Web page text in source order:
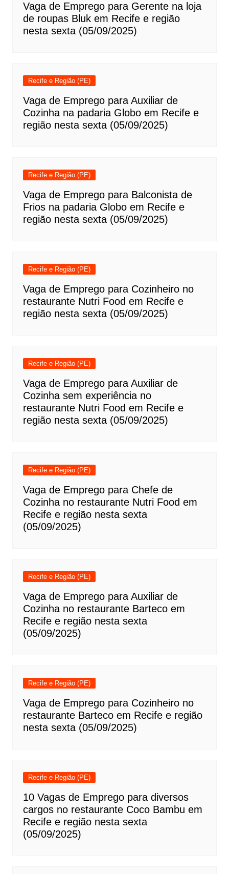
Vaga de Emprego para Gerente na loja
de roupas Bluk em Recife e região
nesta sexta (05/09/2025)
Recife e Região (PE)
Vaga de Emprego para Auxiliar de
Cozinha na padaria Globo em Recife e
região nesta sexta (05/09/2025)
Recife e Região (PE)
Vaga de Emprego para Balconista de
Frios na padaria Globo em Recife e
região nesta sexta (05/09/2025)
Recife e Região (PE)
Vaga de Emprego para Cozinheiro no
restaurante Nutri Food em Recife e
região nesta sexta (05/09/2025)
Recife e Região (PE)
Vaga de Emprego para Auxiliar de
Cozinha sem experiência no
restaurante Nutri Food em Recife e
região nesta sexta (05/09/2025)
Recife e Região (PE)
Vaga de Emprego para Chefe de
Cozinha no restaurante Nutri Food em
Recife e região nesta sexta
(05/09/2025)
Recife e Região (PE)
Vaga de Emprego para Auxiliar de
Cozinha no restaurante Barteco em
Recife e região nesta sexta
(05/09/2025)
Recife e Região (PE)
Vaga de Emprego para Cozinheiro no
restaurante Barteco em Recife e região
nesta sexta (05/09/2025)
Recife e Região (PE)
10 Vagas de Emprego para diversos
cargos no restaurante Coco Bambu em
Recife e região nesta sexta
(05/09/2025)